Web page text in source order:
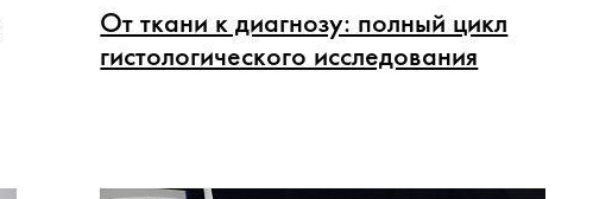
От ткани к диагнозу: полный цикл
гистологического исследования